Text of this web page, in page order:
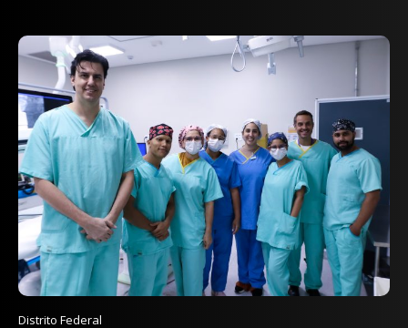
Distrito Federal